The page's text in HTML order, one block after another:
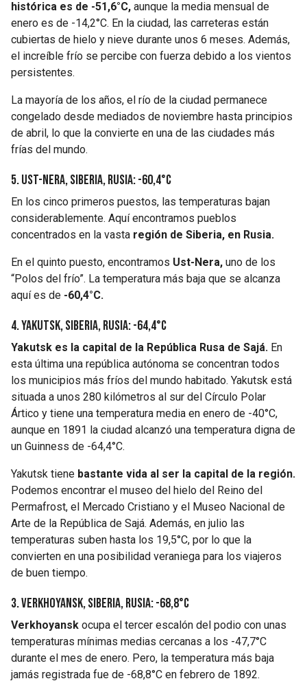
histórica es de -51,6°C, aunque la media mensual de
enero es de -14,2°C. En la ciudad, las carreteras están
cubiertas de hielo y nieve durante unos 6 meses. Además,
el increíble frío se percibe con fuerza debido a los vientos
persistentes.
La mayoría de los años, el río de la ciudad permanece
congelado desde mediados de noviembre hasta principios
de abril, lo que la convierte en una de las ciudades más
frías del mundo.
5. Ust-Nera, Siberia, Rusia: -60,4°C
En los cinco primeros puestos, las temperaturas bajan
considerablemente. Aquí encontramos pueblos
concentrados en la vasta región de Siberia, en Rusia.
En el quinto puesto, encontramos Ust-Nera, uno de los
“Polos del frío”. La temperatura más baja que se alcanza
aquí es de -60,4°C.
4. Yakutsk, Siberia, Rusia: -64,4°C
Yakutsk es la capital de la República Rusa de Sajá. En
esta última una república autónoma se concentran todos
los municipios más fríos del mundo habitado. Yakutsk está
situada a unos 280 kilómetros al sur del Círculo Polar
Ártico y tiene una temperatura media en enero de -40°C,
aunque en 1891 la ciudad alcanzó una temperatura digna de
un Guinness de -64,4°C.
Yakutsk tiene bastante vida al ser la capital de la región.
Podemos encontrar el museo del hielo del Reino del
Permafrost, el Mercado Cristiano y el Museo Nacional de
Arte de la República de Sajá. Además, en julio las
temperaturas suben hasta los 19,5°C, por lo que la
convierten en una posibilidad veraniega para los viajeros
de buen tiempo.
3. Verkhoyansk, Siberia, Rusia: -68,8°C
Verkhoyansk ocupa el tercer escalón del podio con unas
temperaturas mínimas medias cercanas a los -47,7°C
durante el mes de enero. Pero, la temperatura más baja
jamás registrada fue de -68,8°C en febrero de 1892.